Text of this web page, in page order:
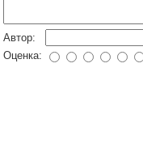
Автор:
Оценка: